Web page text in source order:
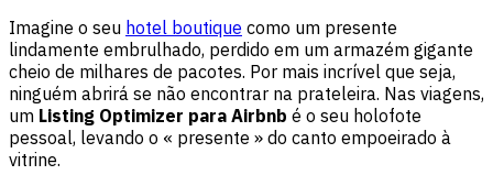
Imagine o seu hotel boutique como um presente
lindamente embrulhado, perdido em um armazém gigante
cheio de milhares de pacotes. Por mais incrível que seja,
ninguém abrirá se não encontrar na prateleira. Nas viagens,
um Listing Optimizer para Airbnb é o seu holofote
pessoal, levando o « presente » do canto empoeirado à
vitrine.